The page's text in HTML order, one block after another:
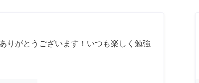
りがとうございます！いつも楽しく勉強